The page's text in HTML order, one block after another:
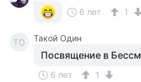
6 лет
1
ТО Такой Один
Посвящение в
6 лет
1